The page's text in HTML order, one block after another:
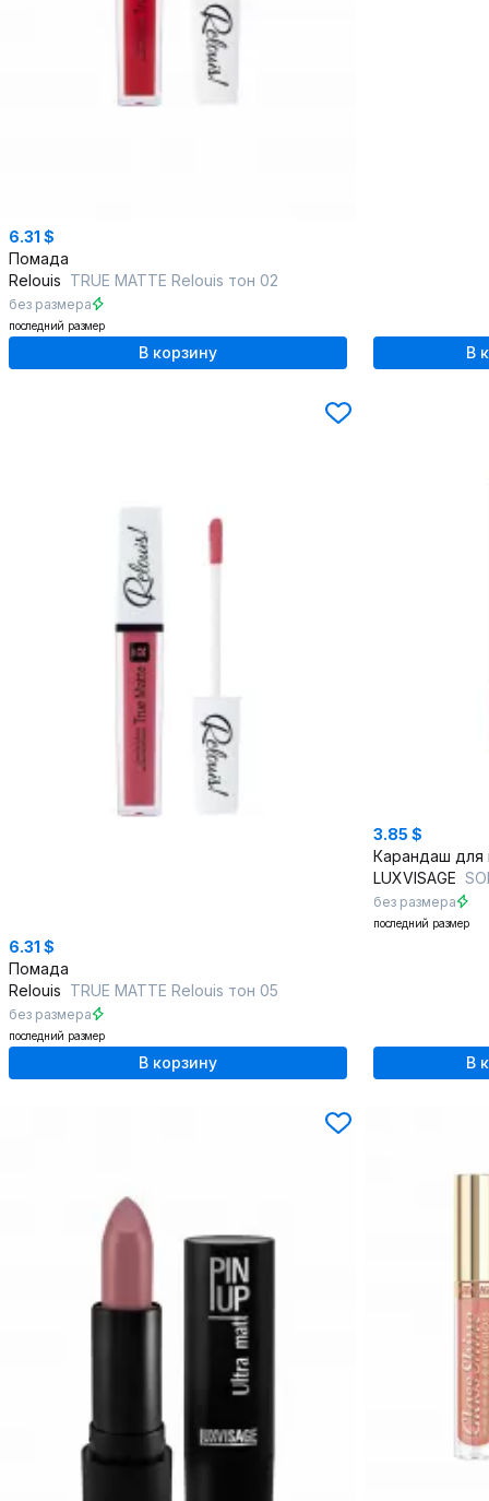
6.31 $
Помада
Relouis TRUE MATTE Relouis тон 02
без размера
последний размер
В корзину В
6.31 $
Помада
Relouis TRUE MATTE Relouis тон 05
без размера
последний размер
В корзину
3.85 $
LUXVISAGE
без размера
последний размер
В